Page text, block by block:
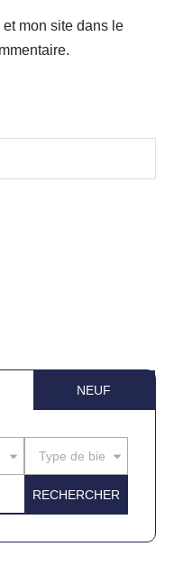
mon site dans le
NEUF
Type de bien